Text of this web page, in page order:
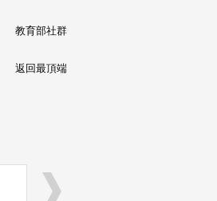
教育部社群
返回最頂端